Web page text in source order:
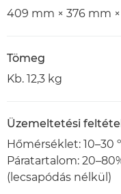
409 mm × 376 mm
Tömeg
Kb. 12,3 kg
Üzemeltetési
Hőmérséklet: 10–30
Páratartalom:
(lecsapódás nélkül)